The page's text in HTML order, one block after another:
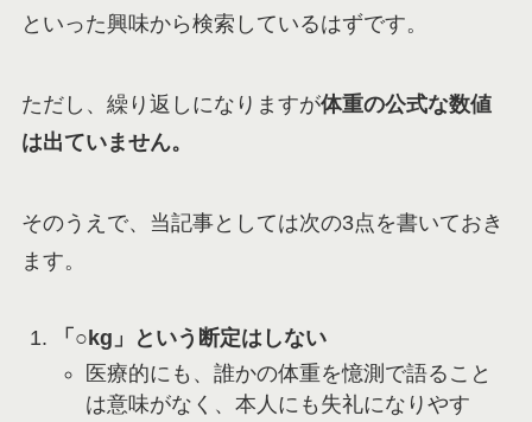
といった興味から検索しているはずです。
ただし、繰り返しになりますが体重の公式な数値
は出ていません。
そのうえで、当記事としては次の3点を書いておき
ます。
「○kg」という断定はしない
医療的にも、誰かの体重を憶測で語ること
は意味がなく、本人にも失礼になりやす